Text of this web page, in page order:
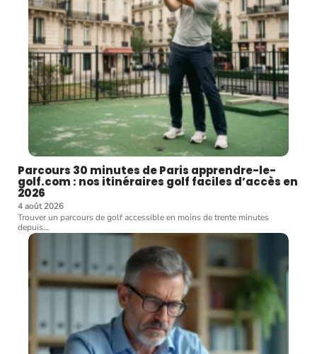
Parcours 30 minutes de Paris apprendre-le-
golf.com : nos itinéraires golf faciles d’accès en
2026
4 août 2026
Trouver un parcours de golf accessible en moins de trente minutes
depuis…